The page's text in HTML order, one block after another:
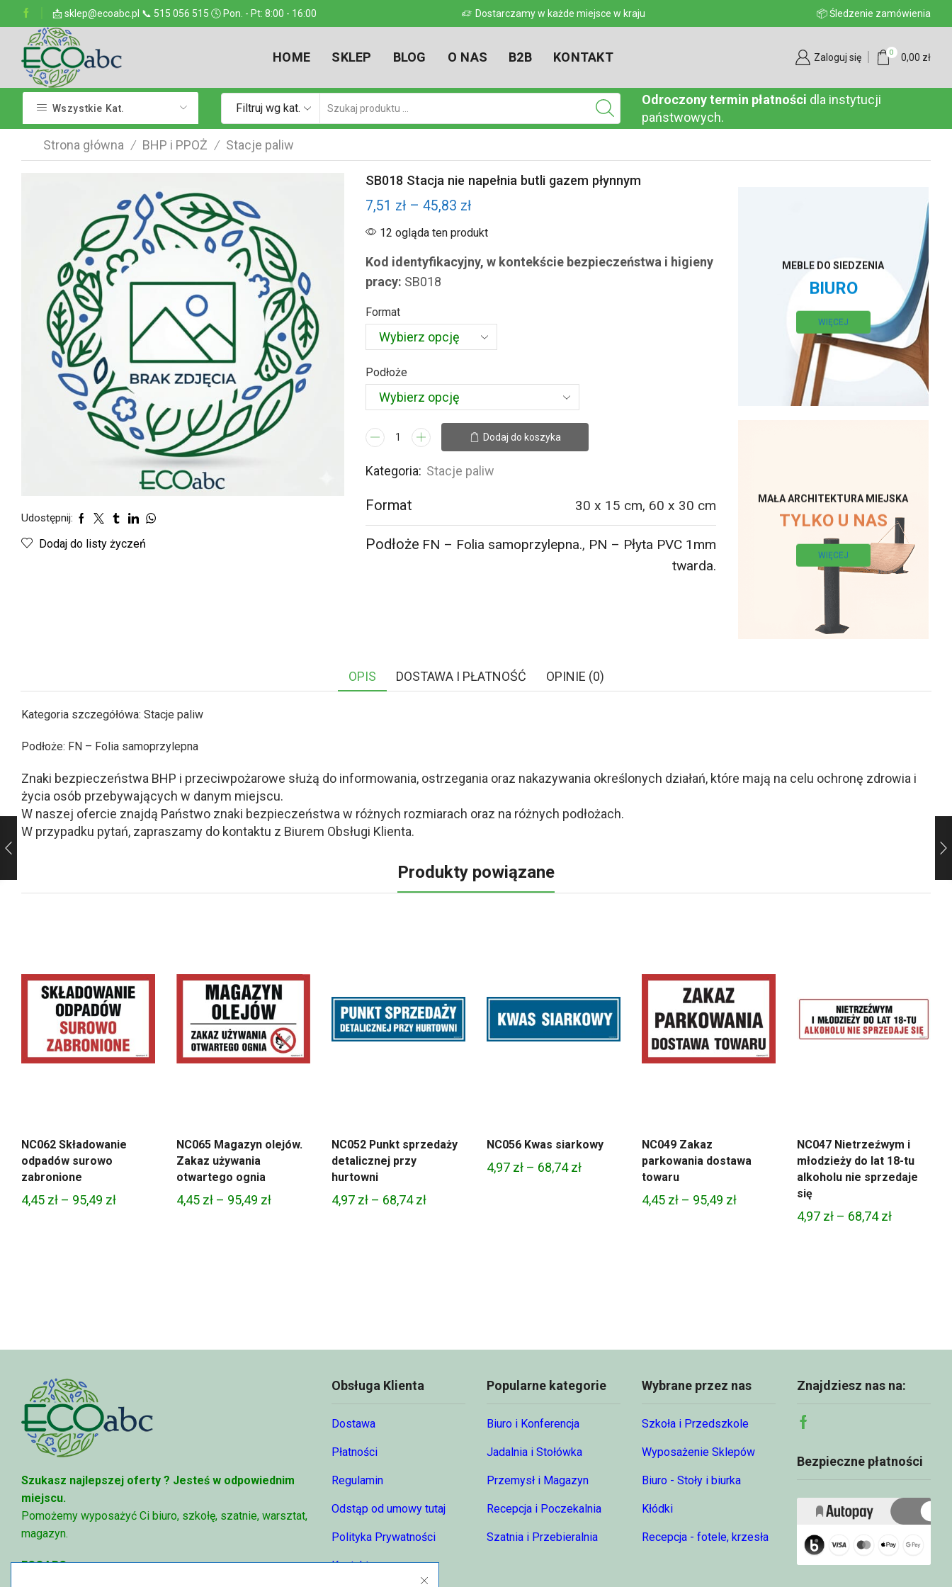
📩 sklep@ecoabc.pl 📞 515 056 515 🕓 Pon. - Pt: 8:00 - 16:00
w kraju Dostarczamy w każde miejsce w kraju Dostarczamy w każde miejsce w kraju 📦 Śledzenie zamówienia
HOME SKLEP BLOG O NAS B2B KONTAKT Zaloguj się 0 0,00 zł
Wszystkie Kat. Filtruj wg kat.
wyszukiwania
Odroczony termin płatności dla instytucji
państwowych.
Strona główna / BHP i PPOŻ / Stacje paliw
Udostępnij:
Dodaj do listy życzeń
SB018 Stacja nie napełnia butli gazem płynnym
7,51 zł – 45,83 złZakres
cen:
7,51 zł
12 ogląda ten produkt
Kod identyfikacyjny, w kontekście bezpieczeństwa i higieny
pracy: SB018
Format
Podłoże
ilość
Stacja
napełnia
butli
gazem
Dodaj do koszyka
Kategoria: Stacje paliw
Format 30 x 15 cm, 60 x 30 cm
Podłoże FN – Folia samoprzylepna., PN – Płyta PVC 1mm
twarda.
MEBLE DO SIEDZENIA
BIURO
WIĘCEJ
MAŁA ARCHITEKTURA MIEJSKA
TYLKO U NAS
WIĘCEJ
OPIS DOSTAWA I PŁATNOŚĆ OPINIE (0)
Kategoria szczegółówa: Stacje paliw
Podłoże: FN – Folia samoprzylepna
Znaki bezpieczeństwa BHP i przeciwpożarowe służą do informowania, ostrzegania oraz nakazywania określonych działań, które mają na celu ochronę zdrowia i
życia osób przebywających w danym miejscu.
W naszej ofercie znajdą Państwo znaki bezpieczeństwa w różnych rozmiarach oraz na różnych podłożach.
W przypadku pytań, zapraszamy do kontaktu z Biurem Obsługi Klienta.
Produkty powiązane
NC062 Składowanie
odpadów surowo
zabronione
4,45 zł – 95,49 złZakres
NC065 Magazyn olejów.
Zakaz używania
otwartego ognia
4,45 zł – 95,49 złZakres
NC052 Punkt sprzedaży
detalicznej przy
hurtowni
4,97 zł – 68,74złZakres
NC056 Kwas siarkowy
4,97 zł – 68,74złZakres
NC049 Zakaz
parkowania dostawa
towaru
4,45 zł – 95,49 złZakres
NC047 Nietrzeźwym i
młodzieży do lat 18-tu
alkoholu nie sprzedaje
się
4,97 zł – 68,74złZakres
Szukasz najlepszej oferty ? Jesteś w odpowiednim
miejscu.
Pomożemy wyposażyć Ci biuro, szkołę, szatnie, warsztat,
magazyn.
ECOABC
Obsługa Klienta
Dostawa
Płatności
Regulamin
Odstąp od umowy tutaj
Polityka Prywatności
Kontakt
Popularne kategorie
Biuro i Konferencja
Jadalnia i Stołówka
Przemysł i Magazyn
Recepcja i Poczekalnia
Szatnia i Przebieralnia
Wybrane przez nas
Szkoła i Przedszkole
Wyposażenie Sklepów
Biuro - Stoły i biurka
Kłódki
Recepcja - fotele, krzesła
Znajdziesz nas na:
Facebook
Bezpieczne płatności